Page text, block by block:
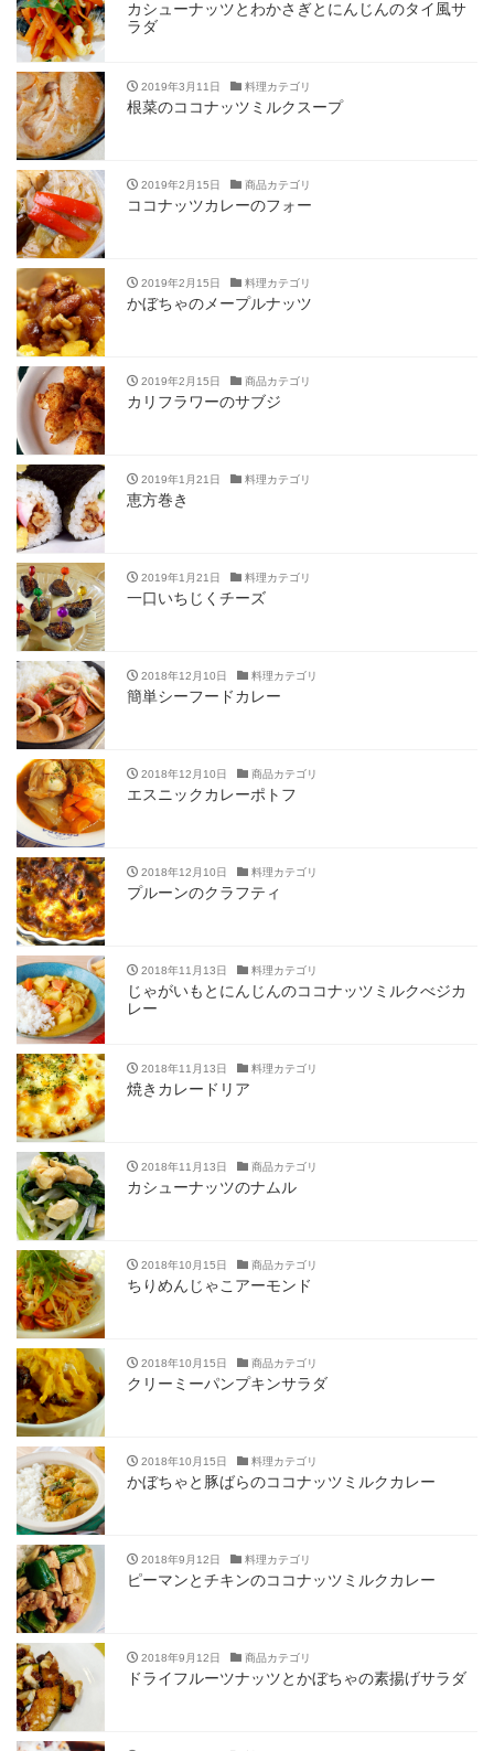
カシューナッツとわかさぎとにんじんのタイ風サ
ラダ
2019年3月11日 料理カテゴリ
根菜のココナッツミルクスープ
2019年2月15日 商品カテゴリ
ココナッツカレーのフォー
2019年2月15日 料理カテゴリ
かぼちゃのメープルナッツ
2019年2月15日 商品カテゴリ
カリフラワーのサブジ
2019年1月21日 料理カテゴリ
恵方巻き
2019年1月21日 料理カテゴリ
一口いちじくチーズ
2018年12月10日 料理カテゴリ
簡単シーフードカレー
2018年12月10日 商品カテゴリ
エスニックカレーポトフ
2018年12月10日 料理カテゴリ
プルーンのクラフティ
2018年11月13日 料理カテゴリ
じゃがいもとにんじんのココナッツミルクべジカ
レー
2018年11月13日 料理カテゴリ
焼きカレードリア
2018年11月13日 商品カテゴリ
カシューナッツのナムル
2018年10月15日 商品カテゴリ
ちりめんじゃこアーモンド
2018年10月15日 商品カテゴリ
クリーミーパンプキンサラダ
2018年10月15日 料理カテゴリ
かぼちゃと豚ばらのココナッツミルクカレー
2018年9月12日 料理カテゴリ
ピーマンとチキンのココナッツミルクカレー
2018年9月12日 商品カテゴリ
ドライフルーツナッツとかぼちゃの素揚げサラダ